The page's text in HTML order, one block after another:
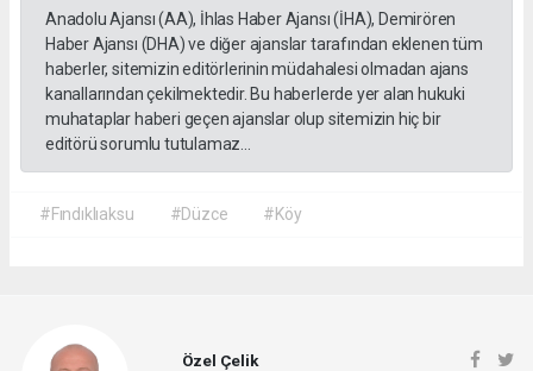
Anadolu Ajansı (AA), İhlas Haber Ajansı (İHA), Demirören
Haber Ajansı (DHA) ve diğer ajanslar tarafından eklenen tüm
haberler, sitemizin editörlerinin müdahalesi olmadan ajans
kanallarından çekilmektedir. Bu haberlerde yer alan hukuki
muhataplar haberi geçen ajanslar olup sitemizin hiç bir
editörü sorumlu tutulamaz...
#Fındıklıaksu #Düzce #Köy
Özel Çelik